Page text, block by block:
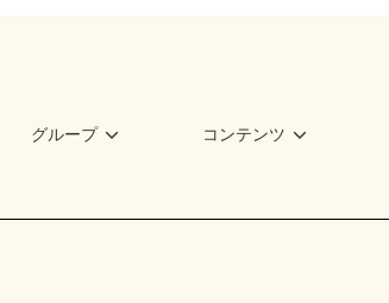
グループ コンテンツ